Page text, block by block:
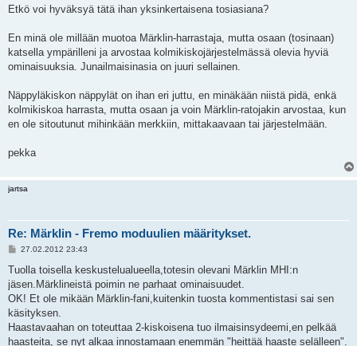
Etkö voi hyväksyä tätä ihan yksinkertaisena tosiasiana?
En minä ole millään muotoa Märklin-harrastaja, mutta osaan (tosinaan)
katsella ympärilleni ja arvostaa kolmikiskojärjestelmässä olevia hyviä
ominaisuuksia. Junailmaisinasia on juuri sellainen.
Näppyläkiskon näppylät on ihan eri juttu, en minäkään niistä pidä, enkä
kolmikiskoa harrasta, mutta osaan ja voin Märklin-ratojakin arvostaa, kun
en ole sitoutunut mihinkään merkkiin, mittakaavaan tai järjestelmään.
pekka
jartsa
Re: Märklin - Fremo moduulien määritykset.
V
e
t
i
27.02.2012 23:43
Tuolla toisella keskustelualueella,totesin olevani Märklin MHI:n
jäsen.Märklineistä poimin ne parhaat ominaisuudet.
OK! Et ole mikään Märklin-fani,kuitenkin tuosta kommentistasi sai sen
käsityksen.
Haastavaahan on toteuttaa 2-kiskoisena tuo ilmaisinsydeemi,en pelkää
haasteita, se nyt alkaa innostamaan enemmän "heittää haaste selälleen".